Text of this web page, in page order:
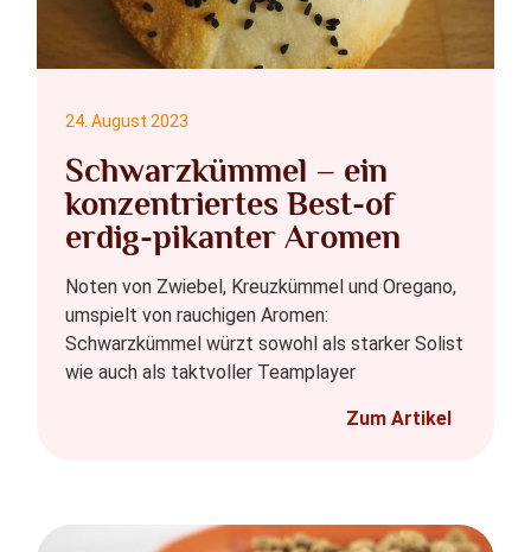
Schwarzkümmel – ein
konzentriertes Best-of
erdig-pikanter Aromen
24. August 2023
Noten von Zwiebel, Kreuzkümmel und Oregano,
umspielt von rauchigen Aromen:
Schwarzkümmel würzt sowohl als starker Solist
wie auch als taktvoller Teamplayer
Zum Artikel